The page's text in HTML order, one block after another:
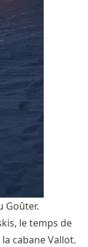
Goûter.
le temps de
cabane Vallot.